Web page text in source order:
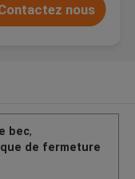
nous
bec,
de fermeture